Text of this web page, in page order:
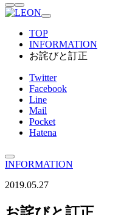
TOP
INFORMATION
お詫びと訂正
Twitter
Facebook
Line
Mail
Pocket
Hatena
INFORMATION
2019.05.27